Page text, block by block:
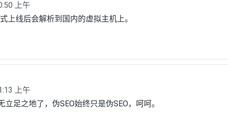
上午
上线后会解析到国内的虚拟主机上。
上午
足之地了，伪SEO始终只是伪SEO，呵呵。